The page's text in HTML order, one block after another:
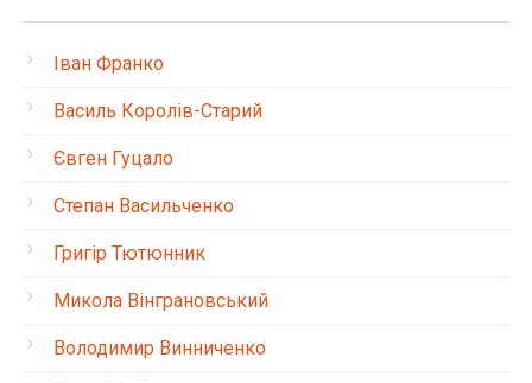
Іван Франко
Василь Королів-Старий
Євген Гуцало
Степан Васильченко
Григір Тютюнник
Микола Вінграновський
Володимир Винниченко